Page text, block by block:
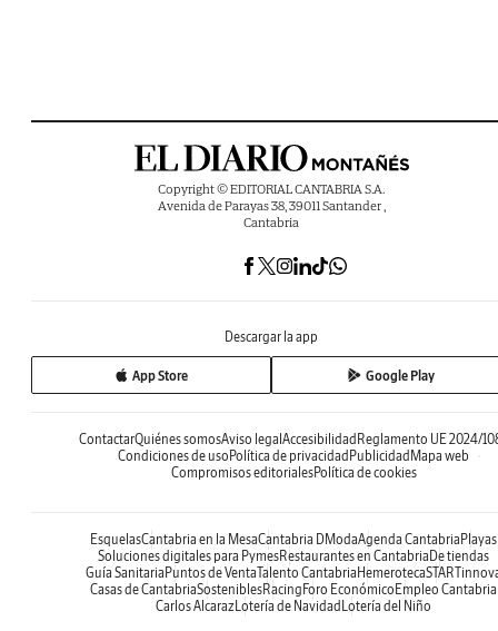
Copyright © EDITORIAL CANTABRIA S.A.
Avenida de Parayas 38, 39011 Santander ,
Cantabria
Descargar la app
App Store Google Play
ContactarQuiénes somosAviso legal Accesibilidad Reglamento UE 2024/
Condiciones de uso Política de privacidad Publicidad Mapa web
Compromisos editorialesPolítica de cookies
EsquelasCantabria en la MesaCantabria DModaAgenda Cantabria Playas
Soluciones digitales para PymesRestaurantes en Cantabria De tiendas
Guía Sanitaria Puntos de VentaTalento Cantabria Hemeroteca
Casas de CantabriaSosteniblesRacing Foro Económico Empleo Cantabria
Carlos AlcarazLotería de Navidad Lotería del Niño